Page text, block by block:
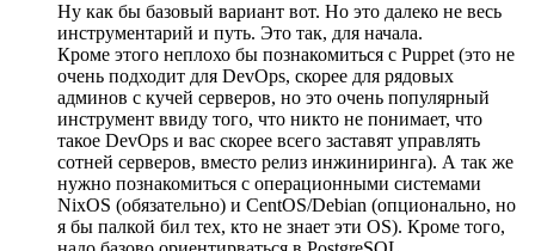
Ну как бы базовый вариант вот. Но это далеко не весь
инструментарий и путь. Это так, для начала.
Кроме этого неплохо бы познакомиться с Puppet (это не
очень подходит для DevOps, скорее для рядовых
админов с кучей серверов, но это очень популярный
инструмент ввиду того, что никто не понимает, что
такое DevOps и вас скорее всего заставят управлять
сотней серверов, вместо релиз инжиниринга). А так же
нужно познакомиться с операционными системами
NixOS (обязательно) и CentOS/Debian (опционально, но
я бы палкой бил тех, кто не знает эти OS). Кроме того,